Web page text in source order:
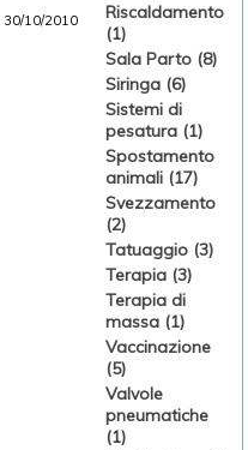
30/10/2010
Riscaldamento
(1)
Sala Parto (8)
Siringa (6)
Sistemi di
pesatura (1)
Spostamento
animali (17)
Svezzamento
(2)
Tatuaggio (3)
Terapia (3)
Terapia di
massa (1)
Vaccinazione
(5)
Valvole
pneumatiche
(1)